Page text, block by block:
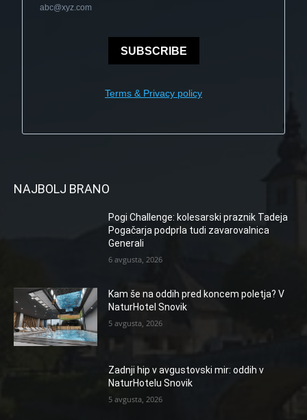
abc@xyz.com
SUBSCRIBE
Terms & Privacy policy
NAJBOLJ BRANO
Pogi Challenge: kolesarski praznik Tadeja
Pogačarja podprla tudi zavarovalnica
Generali
6 avgusta, 2026
Kam še na oddih pred koncem poletja? V
NaturHotel Snovik
5 avgusta, 2026
Zadnji hip v avgustovski mir: oddih v
NaturHotelu Snovik
5 avgusta, 2026